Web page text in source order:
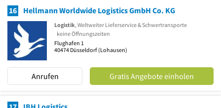
16 Hellmann Worldwide Logistics GmbH Co. KG
Logistik, Weltweiter Lieferservice & Schwertransporte
keine Öffnungszeiten
Flughafen 1
40474 Düsseldorf (Lohausen)
Anrufen Gratis Angebote einholen